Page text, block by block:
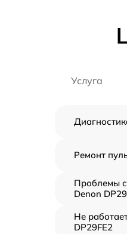
Услуга
Ремонт
Проблемы
Denon
Не
DP29FE2